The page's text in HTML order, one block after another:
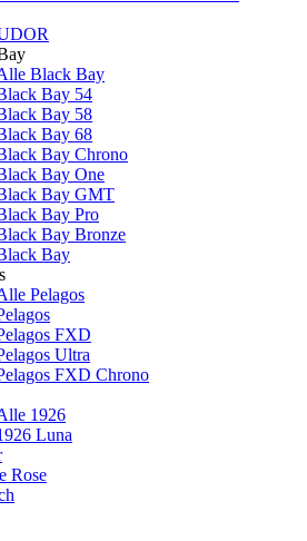
Black Bay
Bay 54
Bay 58
Bay 68
Bay Chrono
Bay One
Bay GMT
Bay Pro
Bay Bronze
Bay
Pelagos
FXD
Ultra
FXD Chrono
1926
Luna
Rose